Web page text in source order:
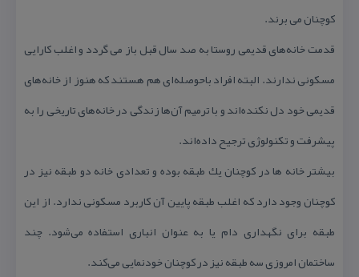
كوچنان می برند.
قدمت خانه‌های قدیمی روستا به صد سال قبل باز می گردد و اغلب كارایی
مسكونی ندارند. البته افراد باحوصله‌ای هم هستند كه هنوز از خانه‌های
قدیمی خود دل نكنده‌اند و با ترمیم آن‌ها زندگی در خانه‌های تاریخی را به
پیشرفت و تكنولوژی ترجیح داده‌اند.
بیشتر خانه ها در كوچنان یك طبقه بوده و تعدادی خانه دو طبقه نیز در
كوچنان وجود دارد كه اغلب طبقه پایین آن كاربرد مسكونی ندارد. از این
طبقه برای نگهداری دام یا به عنوان انباری استفاده می‌شود. چند
ساختمان امروزی سه طبقه نیز در كوچنان خودنمایی می‌كند.